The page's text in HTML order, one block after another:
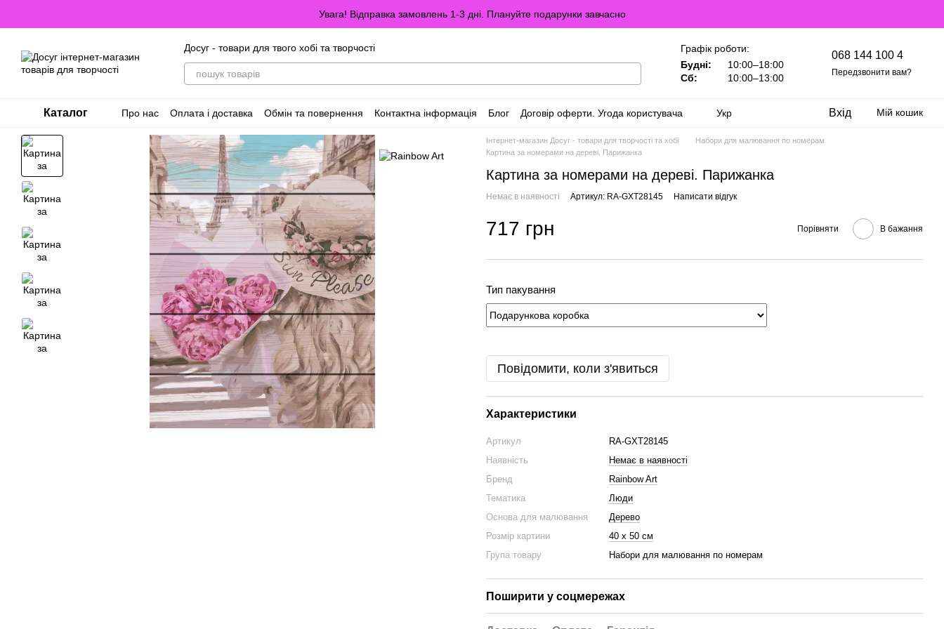
Увага! Відправка замовлень 1-3 дні. Плануйте подарунки завчасно
Досуг - товари для твого хобі та творчості
Графік роботи:
Будні:
10:00–18:00
Сб:
10:00–13:00
068 144 100 4
Передзвонити вам?
Каталог Про нас Оплата і доставка Обмін та повернення Контактна інформація Блог
Договір оферти. Угода користувача
Укр Вхід Мій кошик
Інтернет-магазин Досуг - товари для творчості та хобі
Набори для малювання по номерам
Картина за номерами на дереві. Парижанка
Картина за номерами на дереві. Парижанка
Немає в наявності Артикул: RA-GXT28145 Написати відгук
717 грн Порівняти В бажання
Тип пакування
Повідомити, коли з'явиться
Характеристики
Артикул
RA-GXT28145
Наявність
Немає в наявності
Бренд
Rainbow Art
Тематика
Люди
Основа для малювання
Дерево
Розмір картини
40 х 50 см
Група товару
Набори для малювання по номерам
Поширити у соцмережах